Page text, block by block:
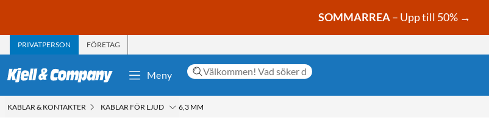
SOMMARREA– Upp till 50% →
PRIVATPERSON FÖRETAG
Meny
KABLAR & KONTAKTER KABLAR FÖR LJUD 6,3 MM